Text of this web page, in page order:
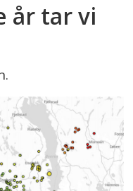
år tar vi